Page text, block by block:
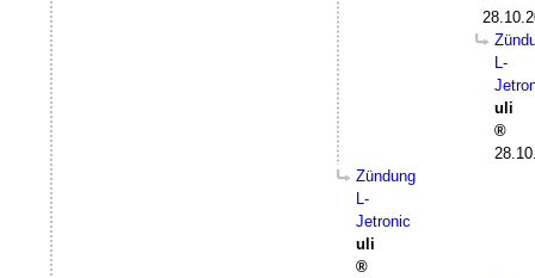
L-
uli
Zündung
L-
Jetronic
uli